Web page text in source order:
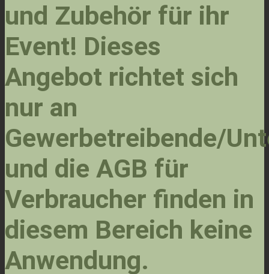
und Zubehör für ihr
Event! Dieses
Angebot richtet sich
nur an
Gewerbetreibende/
und die AGB für
Verbraucher finden in
diesem Bereich keine
Anwendung.